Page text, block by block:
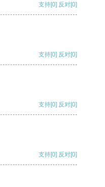
支持[0] 反对[0]
支持[0] 反对[0]
支持[0] 反对[0]
支持[0] 反对[0]